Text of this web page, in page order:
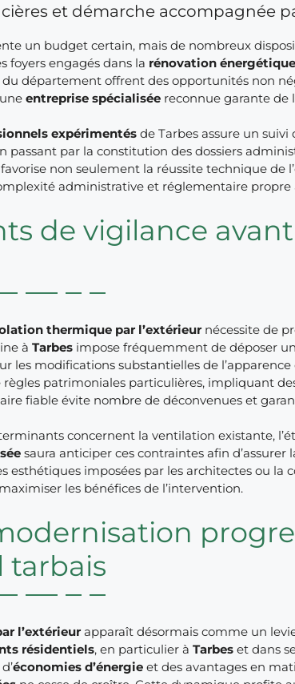
et démarche accompagnée
un budget certain, mais de nombreux
foyers engagés dans la rénovation énergétique
département offrent des opportunités non
uneentreprise spécialisée reconnue garante de
expérimentés de Tarbes assure un suivi
passant par la constitution des dossiers
non seulement la réussite technique de
administrative et réglementaire
de vigilance
thermique par l’extérieur nécessite de
àTarbes impose fréquemment de déposer
les modifications substantielles de
patrimoniales particulières, impliquant
fiable évite nombre de déconvenues et
concernent la ventilation existante,
saura anticiper ces contraintes afin
esthétiques imposées par les architectes ou la
les bénéfices de l’intervention.
tarbais
l’extérieur apparaît désormais comme un
résidentiels, en particulier àTarbes et dans
économies d’énergie et des avantages en